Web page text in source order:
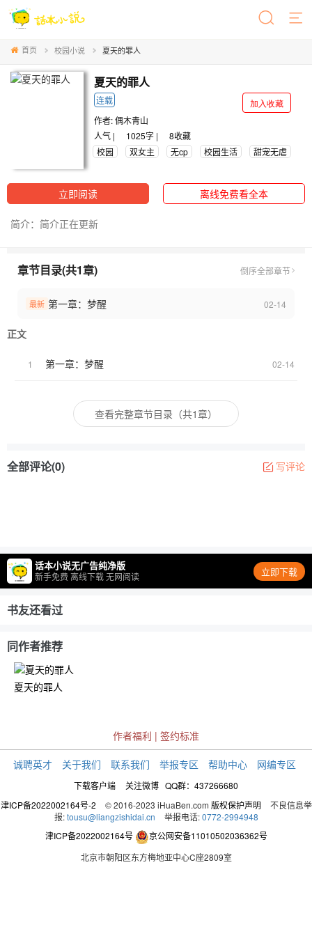
首页 校园小说 夏天的罪人
夏天的罪人
连载
加入收藏
作者:偶木青山
人气 |
1025字 | 8收藏
校园
双女主 无cp 校园生活 甜宠无虐
立即阅读 离线免费看全本
简介：简介正在更新
章节目录(共1章) 倒序全部章节
最新 第一章：梦醒 02-14
正文
1 第一章：梦醒 02-14
查看完整章节目录（共1章）
全部评论(0) 写评论
话本小说无广告纯净版
新手免费 离线下载 无网阅读 立即下载
书友还看过
同作者推荐
夏天的罪人
作者福利 | 签约标准
诚聘英才 关于我们 联系我们 举报专区 帮助中心 网编专区
下载客户端 关注微博 QQ群：437266680
津ICP备2022002164号-2
© 2016-2023 iHuaBen.com 版权保护声明
不良信息举
报: tousu@liangzishidai.cn 举报电话: 0772-2994948
津ICP备2022002164号
京公网安备11010502036362号
北京市朝阳区东方梅地亚中心C座2809室